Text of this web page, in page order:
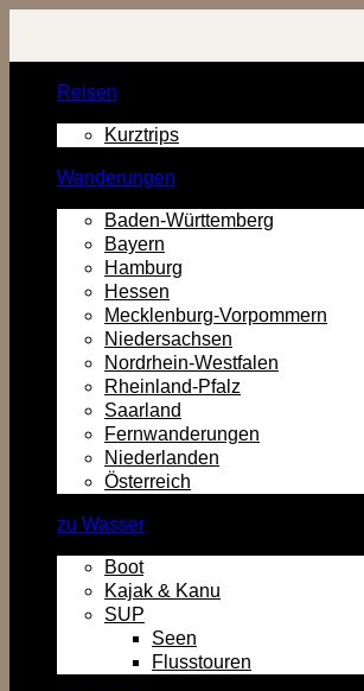
Inhalt
Reisen
Kurztrips
Wanderungen
Baden-Württemberg
Bayern
Hamburg
Hessen
Mecklenburg-Vorpommern
Niedersachsen
Nordrhein-Westfalen
Rheinland-Pfalz
Saarland
Fernwanderungen
Niederlanden
Österreich
zu Wasser
Boot
Kajak & Kanu
SUP
Seen
Flusstouren